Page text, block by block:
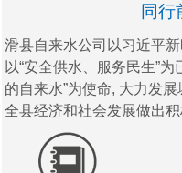
同行
滑县自来水公司以习近平
以“安全供水、服务民生”
的自来水”为使命, 大力发
全县经济和社会发展做出积